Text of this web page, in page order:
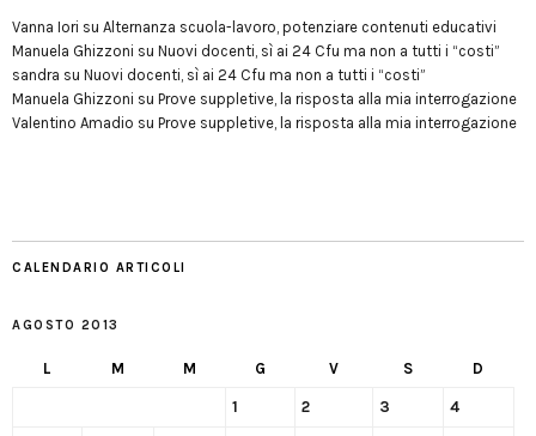
Vanna Iori su Alternanza scuola-lavoro, potenziare contenuti educativi
Manuela Ghizzoni su Nuovi docenti, sì ai 24 Cfu ma non a tutti i “costi”
sandra su Nuovi docenti, sì ai 24 Cfu ma non a tutti i “costi”
Manuela Ghizzoni su Prove suppletive, la risposta alla mia interrogazione
Valentino Amadio su Prove suppletive, la risposta alla mia interrogazione
CALENDARIO ARTICOLI
AGOSTO 2013
L M M G V S D
1 2 3 4